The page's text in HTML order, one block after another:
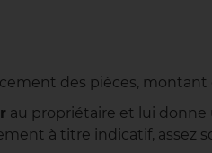
des pièces, montant
au propriétaire et lui donne
à titre indicatif, assez